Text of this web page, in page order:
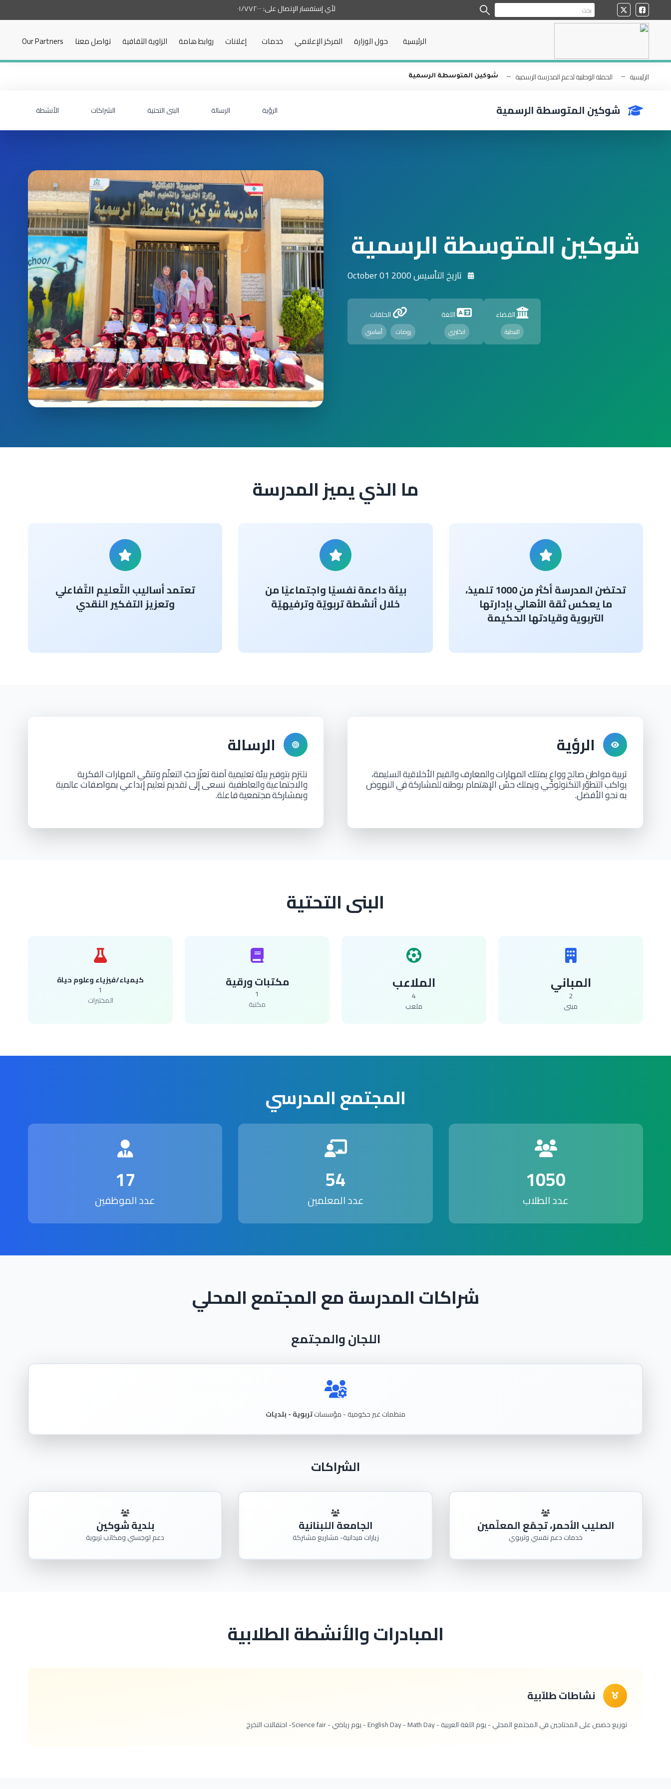
لأي إستفسار الإتصال على:٠١/٧٧٢٠٠٠
الرئيسية حول الوزارة المركز الإعلامي خدمات إعلانات روابط هامة الزاوية الثقافية تواصل معنا Our Partners
الرئيسية الحملة الوطنية لدعم المدرسة الرسمية شوكين المتوسطة الرسمية
شوكين المتوسطة الرسمية الرؤية الرسالة البنى التحتية الشراكات الأنشطة
شوكين المتوسطة الرسمية
تاريخ التأسيس 2000 October 01
القضاء
النبطية
اللغة
انكليزي
الحلقات
روضات أساسي
ما الذي يميز المدرسة
تحتضن المدرسة أكثر من 1000 تلميذ،
ما يعكس ثقة الأهالي بإدارتها
التربوية وقيادتها الحكيمة
بيئة داعمة نفسيًا واجتماعيًا من
خلال أنشطة تربويّة وترفيهيّة
تعتمد أساليب التّعليم التّفاعلي
وتعزيز التفكير النقدي
الرؤية
تربيةمواطنصالحوواعٍيمتلكالمهاراتوالمعارفوالقيمالأخلاقيةالسليمة،
يواكبالتطوّرالتكنولوجي ويملك حسّ الإهتمام بوطنهللمشاركةفيالنهوض
بهنحوالأفضل.
الرسالة
نلتزمبتوفيربيئةتعليميةآمنةتعزّزحبّالتعلّموتنمّيالمهاراتالفكرية
والاجتماعيةوالعاطفية نسعىإلىتقديمتعليمإبداعيبمواصفاتعالمية
وبمشاركةمجتمعيةفاعلة.
البنى التحتية
المباني
2
مبنى
الملاعب
4
ملعب
مكتبات ورقية
1
مكتبة
كيمياء/فيزياء وعلوم حياة
1
المختبرات
المجتمع المدرسي
1050
عدد الطلاب
54
عدد المعلمين
17
عدد الموظفين
شراكات المدرسة مع المجتمع المحلي
اللجان والمجتمع
منظمات غير حكومية - مؤسساتتربوية - بلديات
الشراكات
الصليب الأحمر، تجمّع المعلّمين
خدمات دعم نفسي وتربوي
الجامعة اللبنانية
زيارات ميدانية- مشاريع مشتركة
بلدية شوكين
دعم لوجستي ومكاتب تربوية
المبادرات والأنشطة الطلابية
نشاطات طلاّبية
توزيع حصص على المحتاجين في المجتمع المحلي - يوم اللغة العربية - English Day - Math Day - يوم رياضي - Science fair- احتفالات التخرج